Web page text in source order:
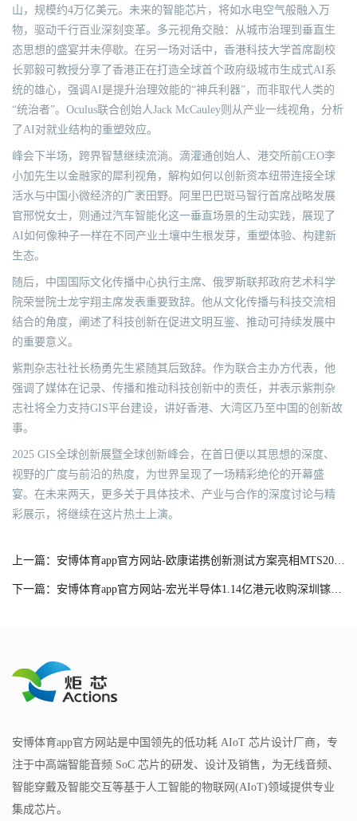
山，规模约4万亿美元。未来的智能芯片，将如水电空气般融入万
物，驱动千行百业深刻变革。多元视角交融：从城市治理到垂直生
态思想的盛宴并未停歇。在另一场对话中，香港科技大学首席副校
长郭毅可教授分享了香港正在打造全球首个政府级城市生成式AI系
统的雄心，强调AI是提升治理效能的“神兵利器”，而非取代人类的
“统治者”。Oculus联合创始人Jack McCauley则从产业一线视角，分析
了AI对就业结构的重塑效应。
峰会下半场，跨界智慧继续流淌。滴灌通创始人、港交所前CEO李
小加先生以金融家的犀利视角，解构如何以创新资本纽带连接全球
活水与中国小微经济的广袤田野。阿里巴巴斑马智行首席战略发展
官邢悦女士，则通过汽车智能化这一垂直场景的生动实践，展现了
AI如何像种子一样在不同产业土壤中生根发芽，重塑体验、构建新
生态。
随后，中国国际文化传播中心执行主席、俄罗斯联邦政府艺术科学
院荣誉院士龙宇翔主席发表重要致辞。他从文化传播与科技交流相
结合的角度，阐述了科技创新在促进文明互鉴、推动可持续发展中
的重要意义。
紫荆杂志社社长杨勇先生紧随其后致辞。作为联合主办方代表，他
强调了媒体在记录、传播和推动科技创新中的责任，并表示紫荆杂
志社将全力支持GIS平台建设，讲好香港、大湾区乃至中国的创新故
事。
2025 GIS全球创新展暨全球创新峰会，在首日便以其思想的深度、
视野的广度与前沿的热度，为世界呈现了一场精彩绝伦的开幕盛
宴。在未来两天，更多关于具体技术、产业与合作的深度讨论与精
彩展示，将继续在这片热土上演。
上一篇：安博体育app官方网站-欧康诺携创新测试方案亮相MTS2026，助推存储产业高质量发展
下一篇：安博体育app官方网站-宏光半导体1.14亿港元收购深圳镓宏12.98%股权
安博体育app官方网站是中国领先的低功耗 AIoT 芯片设计厂商，专
注于中高端智能音频 SoC 芯片的研发、设计及销售，为无线音频、
智能穿戴及智能交互等基于人工智能的物联网(AIoT)领域提供专业
集成芯片。